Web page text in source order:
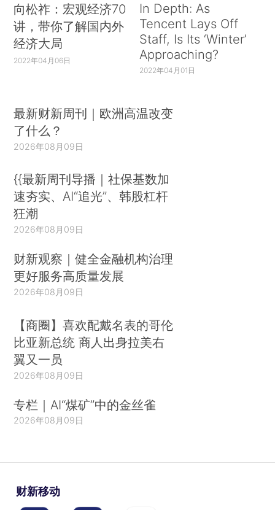
向松祚：宏观经济70
讲，带你了解国内外
经济大局
2022年04月06日
In Depth: As
Tencent Lays Off
Staff, Is Its ‘Winter’
Approaching?
2022年04月01日
最新财新周刊｜欧洲高温改变
了什么？
2026年08月09日
{{最新周刊导播｜社保基数加
速夯实、AI“追光”、韩股杠杆
狂潮
2026年08月09日
财新观察｜健全金融机构治理
更好服务高质量发展
2026年08月09日
【商圈】喜欢配戴名表的哥伦
比亚新总统 商人出身拉美右
翼又一员
2026年08月09日
专栏｜AI“煤矿”中的金丝雀
2026年08月09日
财新移动